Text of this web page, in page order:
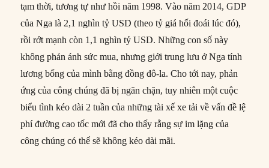
tạm thời, tương tự như hồi năm 1998. Vào năm 2014, GDP
của Nga là 2,1 nghìn tỷ USD (theo tỷ giá hối đoái lúc đó),
rồi rớt mạnh còn 1,1 nghìn tỷ USD. Những con số này
không phản ánh sức mua, nhưng giới trung lưu ở Nga tính
lương bổng của mình bằng đồng đô-la. Cho tới nay, phản
ứng của công chúng đã bị ngăn chặn, tuy nhiên một cuộc
biểu tình kéo dài 2 tuần của những tài xế xe tải về vấn đề lệ
phí đường cao tốc mới đã cho thấy rằng sự im lặng của
công chúng có thể sẽ không kéo dài mãi.